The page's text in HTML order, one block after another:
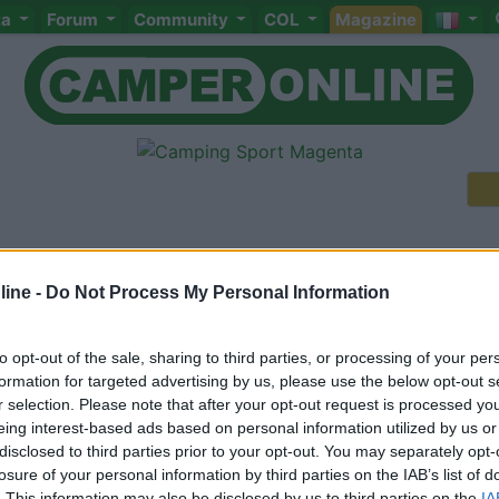
- Do Not Process My Personal Information
opt-out of the sale, sharing to third parties, or processing of your
for targeted advertising by us, please use the below opt-out
selection. Please note that after your opt-out request is processed
interest-based ads based on personal information utilized by us
to third parties prior to your opt-out. You may separately
of your personal information by third parties on the IAB’s list of
Forum Community COL Magazine
Attivi
< 1 >